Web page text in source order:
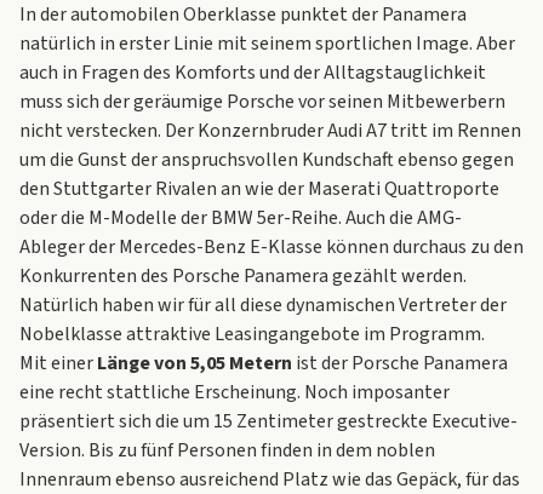
In der automobilen Oberklasse punktet der Panamera
natürlich in erster Linie mit seinem sportlichen Image. Aber
auch in Fragen des Komforts und der Alltagstauglichkeit
muss sich der geräumige Porsche vor seinen Mitbewerbern
nicht verstecken. Der KonzernbruderAudi A7tritt im Rennen
um die Gunst der anspruchsvollen Kundschaft ebenso gegen
den Stuttgarter Rivalen an wie der Maserati Quattroporte
oder die M-Modelle der BMW 5er-Reihe. Auch die AMG-
Ableger derMercedes-Benz E-Klasse können durchaus zu den
Konkurrenten des Porsche Panamera gezählt werden.
Natürlich haben wir für all diese dynamischen Vertreter der
Nobelklasse attraktive Leasingangebote im Programm.
Mit einerLänge von 5,05 Metern ist der Porsche Panamera
eine recht stattliche Erscheinung. Noch imposanter
präsentiert sich die um 15 Zentimeter gestreckte Executive-
Version. Bis zu fünf Personen finden in dem noblen
Innenraum ebenso ausreichend Platz wie das Gepäck, für das